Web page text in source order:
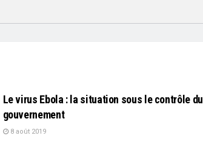
Le virus Ebola : la situation sous le contrôle du
gouvernement
8 août 2019